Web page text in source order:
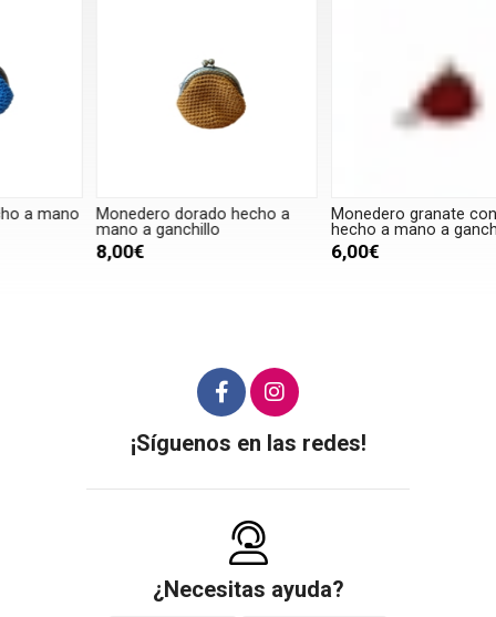
Monedero dorado hecho a
mano a ganchillo
Monedero granate con llavero
hecho a mano a ganchillo
¡Síguenos en las redes!
¿Necesitas ayuda?